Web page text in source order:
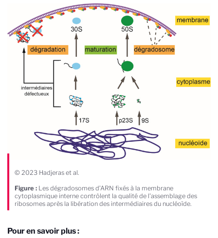
© 2023 Hadjeras et al.
Figure : Les dégradosomes d’ARN fixés à la membrane
cytoplasmique interne contrôlent la qualité de l'assemblage des
ribosomes après la libération des intermédiaires du nucléoïde.
Pour en savoir plus :